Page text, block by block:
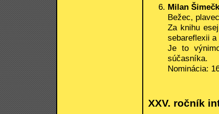
Milan
Bežec,
Za knihu
sebareflexii
Je to
súčasníka.
Nominácia:
XXV. ročník